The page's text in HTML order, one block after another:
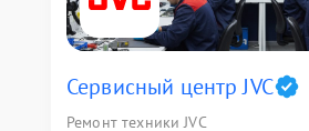
Сервисный центр JVC
Ремонт техники JVC